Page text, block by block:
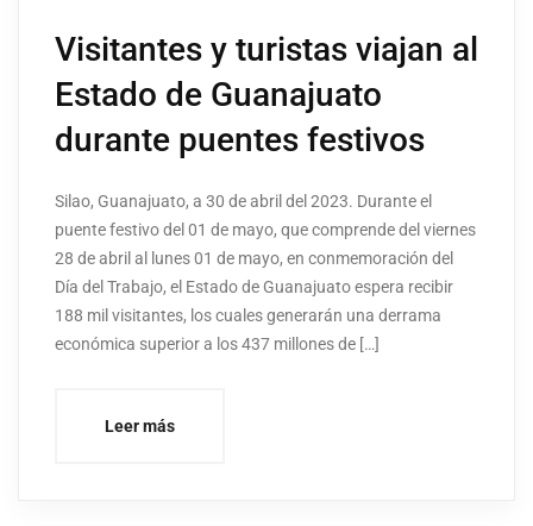
Visitantes y turistas viajan al
Estado de Guanajuato
durante puentes festivos
Silao, Guanajuato, a 30 de abril del 2023. Durante el
puente festivo del 01 de mayo, que comprende del viernes
28 de abril al lunes 01 de mayo, en conmemoración del
Día del Trabajo, el Estado de Guanajuato espera recibir
188 mil visitantes, los cuales generarán una derrama
económica superior a los 437 millones de […]
Leer más